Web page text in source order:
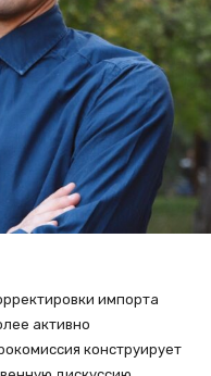
импорта
активно
конструирует